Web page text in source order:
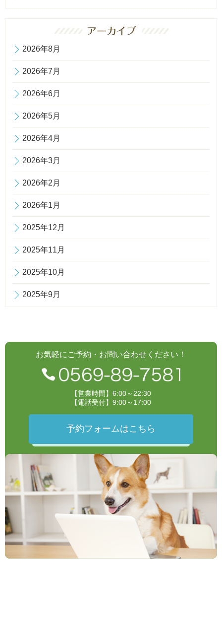
2026年8月
2026年7月
2026年6月
2026年5月
2026年4月
2026年3月
2026年2月
2026年1月
2025年12月
2025年11月
2025年10月
2025年9月
お気軽にご予約・お問い合わせください！
【営業時間】6:00～22:30
【電話受付】9:00～17:00
予約フォームはこちら